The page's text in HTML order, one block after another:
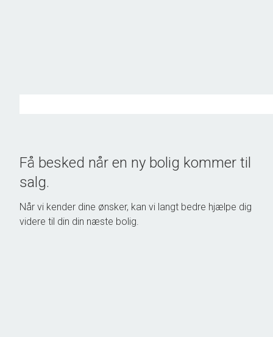
Få besked når en ny bolig kommer til
salg.
Når vi kender dine ønsker, kan vi langt bedre hjælpe dig
videre til din din næste bolig.